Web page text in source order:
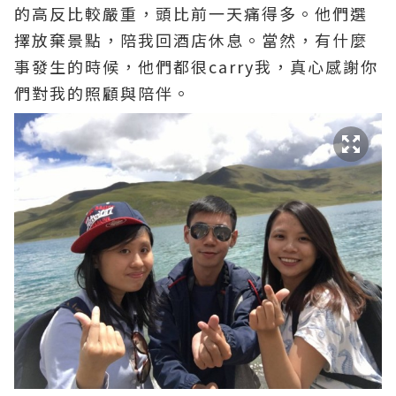
的高反比較嚴重，頭比前一天痛得多。他們選
擇放棄景點，陪我回酒店休息。當然，有什麼
事發生的時候，他們都很carry我，真心感謝你
們對我的照顧與陪伴。